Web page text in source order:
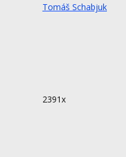
Tomáš Schabjuk
2391x